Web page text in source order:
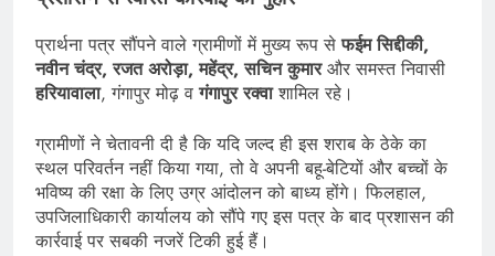
प्रार्थना पत्र सौंपने वाले ग्रामीणों में मुख्य रूप सेफईम सिद्दीकी,
नवीन चंद्र, रजत अरोड़ा, महेंद्र, सचिन कुमारऔर समस्त निवासी
हरियावाला, गंगापुर मोढ़ वगंगापुर रक्वाशामिल रहे।
ग्रामीणों ने चेतावनी दी है कि यदि जल्द ही इस शराब के ठेके का
स्थल परिवर्तन नहीं किया गया, तो वे अपनी बहू-बेटियों और बच्चों के
भविष्य की रक्षा के लिए उग्र आंदोलन को बाध्य होंगे। फिलहाल,
उपजिलाधिकारी कार्यालय को सौंपे गए इस पत्र के बाद प्रशासन की
कार्रवाई पर सबकी नजरें टिकी हुई हैं।